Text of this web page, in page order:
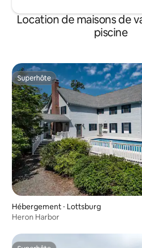
Location de maisons de
piscine
Superhôte
Superhôte
Hébergement ⋅ Lottsburg
Heron Harbor